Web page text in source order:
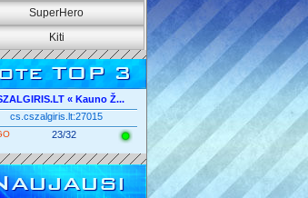
SuperHero
Kiti
TOP 3
« Kauno Ž...
cs.cszalgiris.lt:27015
23/32